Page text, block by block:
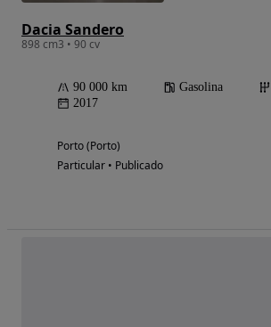
Dacia Sandero
898 cm3 • 90 cv
90 000 km Gasolina
2017
Porto (Porto)
Particular • Publicado